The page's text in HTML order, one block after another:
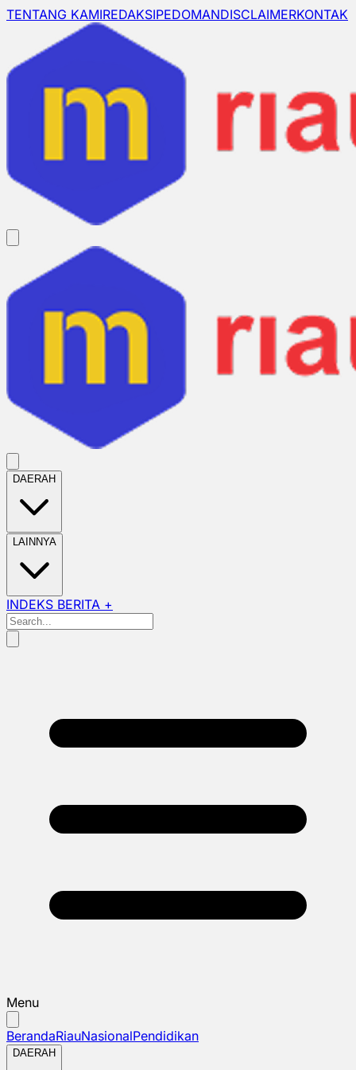
TENTANG KAMIREDAKSIPEDOMANDISCLAIMERKONTAK
DAERAH
LAINNYA
INDEKS BERITA +
Menu
BerandaRiauNasionalPendidikan
DAERAH